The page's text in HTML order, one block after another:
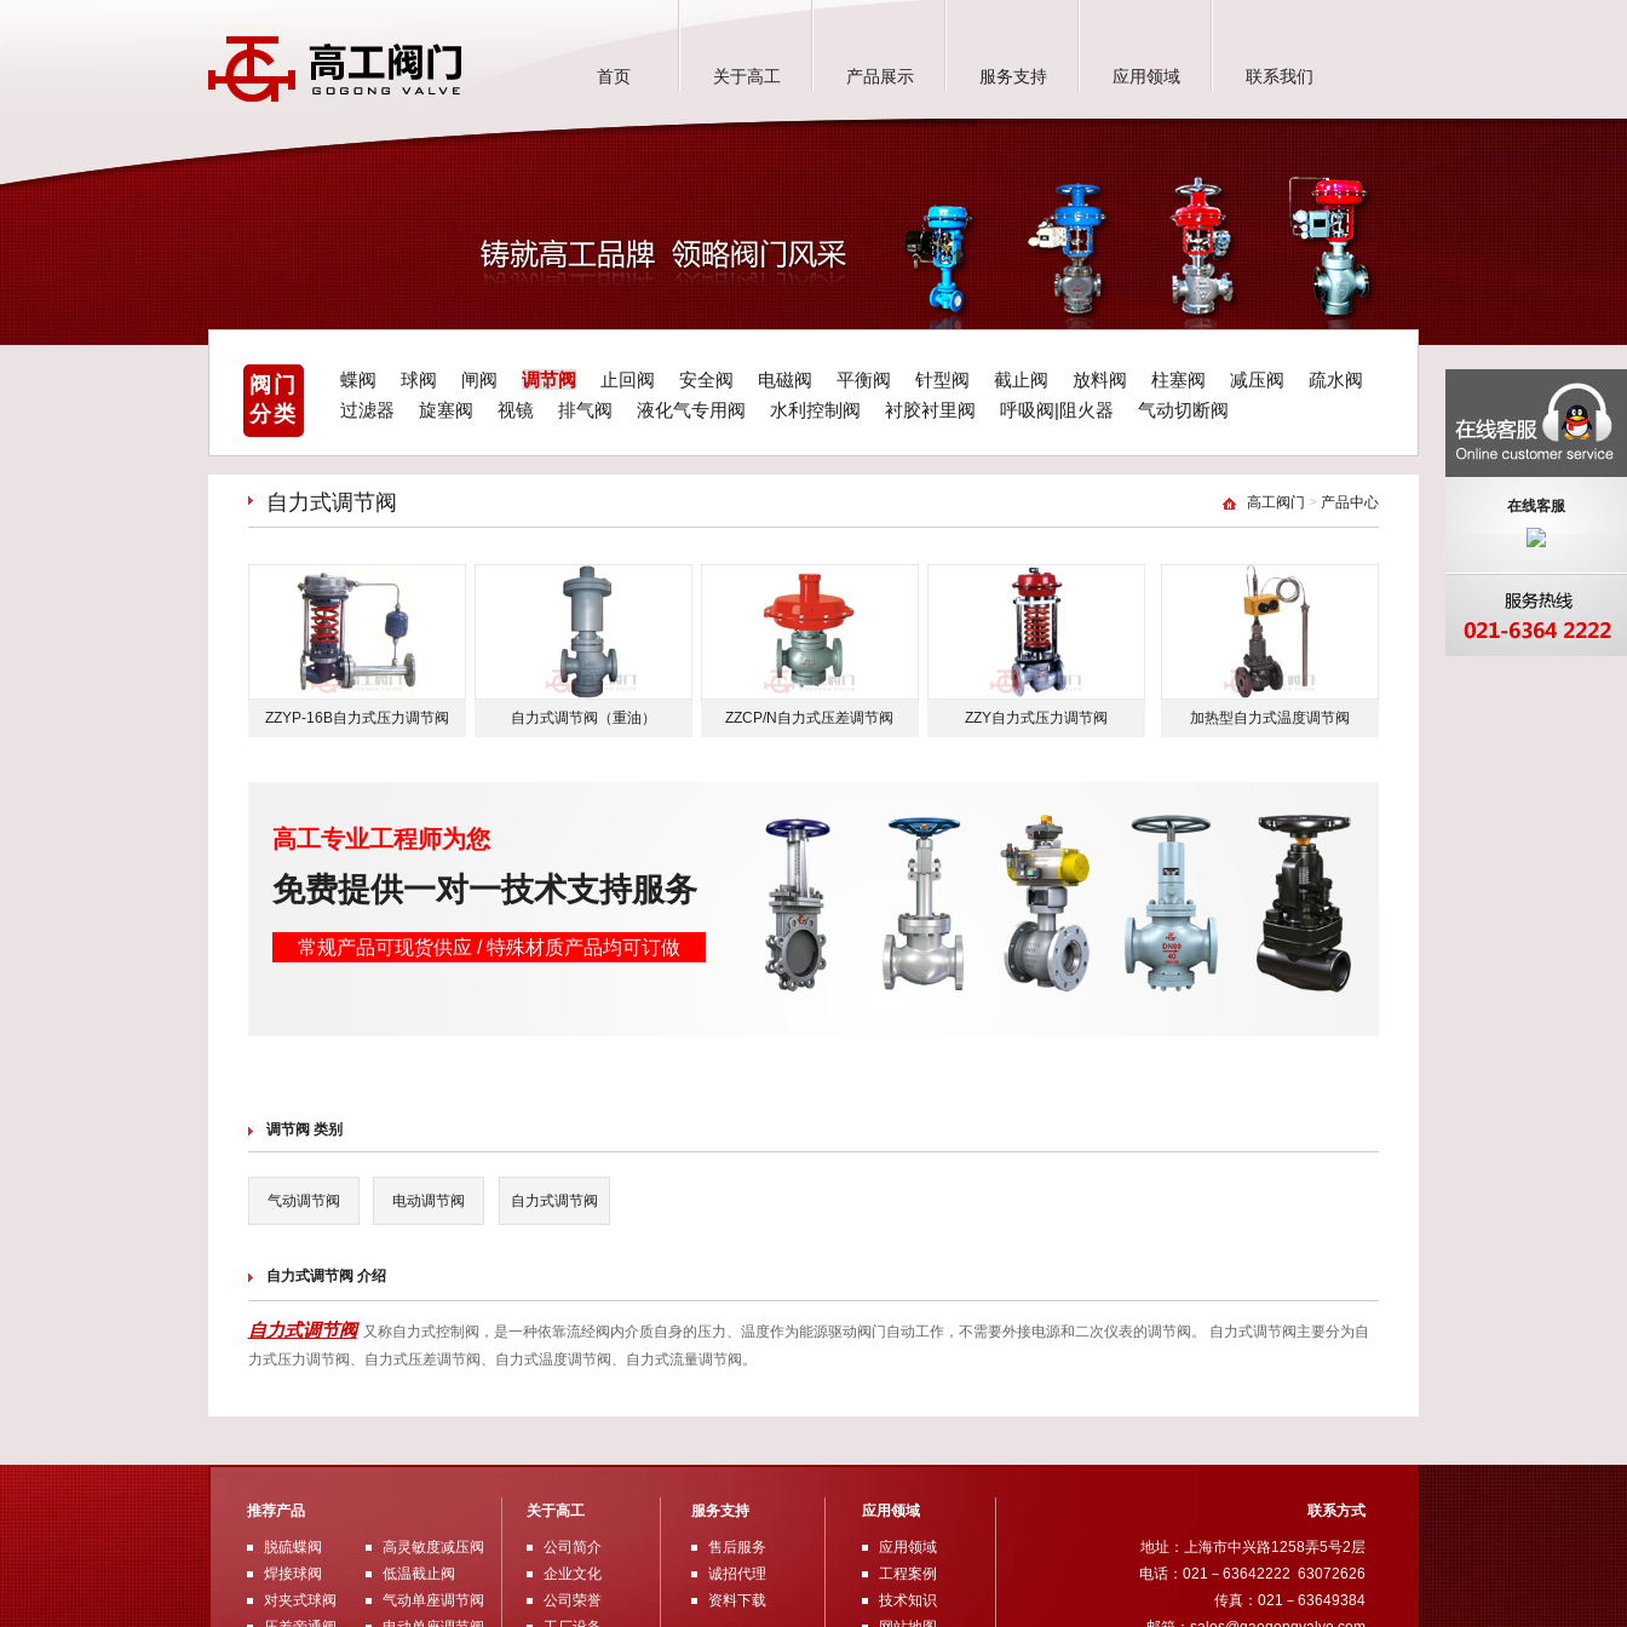
首页 关于高工 产品展示 服务支持 应用领域 联系我们
阀门
分类
蝶阀 球阀 闸阀 调节阀 止回阀 安全阀 电磁阀 平衡阀 针型阀 截止阀 放料阀 柱塞阀 减压阀
疏水阀
过滤器
旋塞阀 视镜 排气阀 液化气专用阀 水利控制阀 衬胶衬里阀 呼吸阀|阻火器 气动切断阀
自力式调节阀 高工阀门 > 产品中心
ZZYP-16B自力式压力调节阀 自力式调节阀（重油） ZZCP/N自力式压差调节阀 加热型自力式温度调节阀
ZZY自力式压力调节阀
高工专业工程师为您
免费提供一对一技术支持服务
常规产品可现货供应 / 特殊材质产品均可订做
调节阀 类别
气动调节阀 电动调节阀 自力式调节阀
自力式调节阀 介绍
自力式调节阀 又称自力式控制阀，是一种依靠流经阀内介质自身的压力、温度作为能源驱动阀门自动工作，不需要外接电源和二次仪表的调节阀。 自力式调节阀主要分为自
力式压力调节阀、自力式压差调节阀、自力式温度调节阀、自力式流量调节阀。
在线客服
推荐产品
脱硫蝶阀
高灵敏度减压阀
焊接球阀
低温截止阀
对夹式球阀
气动单座调节阀
关于高工
公司简介
企业文化
公司荣誉
服务支持
售后服务
诚招代理
资料下载
应用领域
应用领域
工程案例
技术知识
联系方式
地址：上海市中兴路1258弄5号2层
电话：021－63642222 63072626
传真：021－63649384